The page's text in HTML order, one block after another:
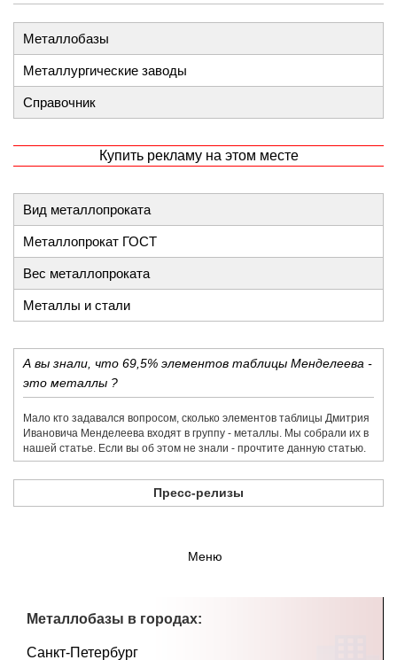
Металлобазы
Металлургические заводы
Справочник
Купить рекламу на этом месте
Вид металлопроката
Металлопрокат ГОСТ
Вес металлопроката
Металлы и стали
А вы знали, что 69,5% элементов таблицы Менделеева -
это металлы ?
Мало кто задавался вопросом, сколько элементов таблицы Дмитрия
Ивановича Менделеева входят в группу - металлы. Мы собрали их в
нашей статье. Если вы об этом не знали - прочтите данную статью.
Пресс-релизы
Меню
Металлобазы в городах:
Санкт-Петербург